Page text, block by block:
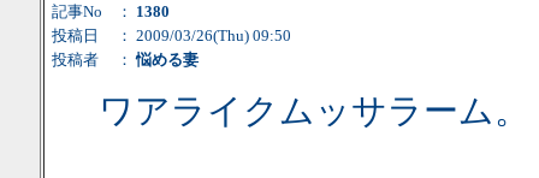
記事No
： 1380
投稿日
： 2009/03/26(Thu) 09:50
投稿者
：悩める妻
ワアライクムッサラーム。